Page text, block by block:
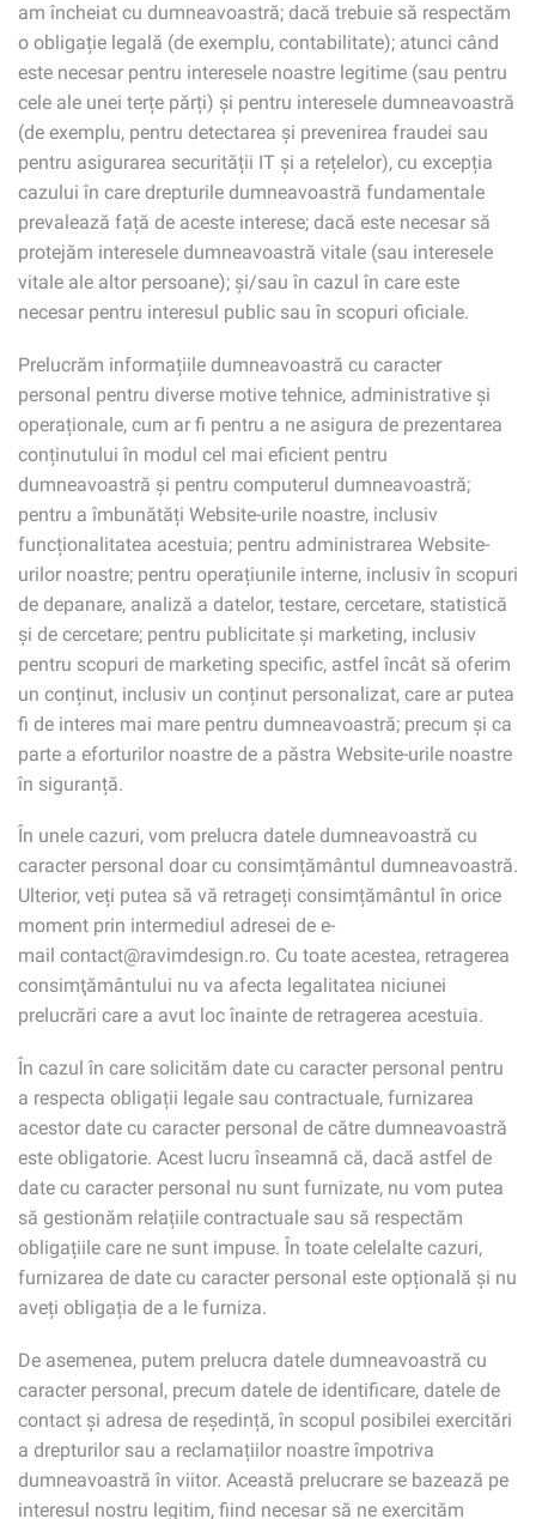
am încheiat cu dumneavoastră; dacă trebuie să respectăm
o obligație legală (de exemplu, contabilitate); atunci când
este necesar pentru interesele noastre legitime (sau pentru
cele ale unei terțe părți) și pentru interesele dumneavoastră
(de exemplu, pentru detectarea și prevenirea fraudei sau
pentru asigurarea securității IT și a rețelelor), cu excepția
cazului în care drepturile dumneavoastră fundamentale
prevalează față de aceste interese; dacă este necesar să
protejăm interesele dumneavoastră vitale (sau interesele
vitale ale altor persoane); și/sau în cazul în care este
necesar pentru interesul public sau în scopuri oficiale.
Prelucrăm informațiile dumneavoastră cu caracter
personal pentru diverse motive tehnice, administrative și
operaționale, cum ar fi pentru a ne asigura de prezentarea
conținutului în modul cel mai eficient pentru
dumneavoastră și pentru computerul dumneavoastră;
pentru a îmbunătăți Website-urile noastre, inclusiv
funcționalitatea acestuia; pentru administrarea Website-
urilor noastre; pentru operațiunile interne, inclusiv în scopuri
de depanare, analiză a datelor, testare, cercetare, statistică
și de cercetare; pentru publicitate și marketing, inclusiv
pentru scopuri de marketing specific, astfel încât să oferim
un conținut, inclusiv un conținut personalizat, care ar putea
fi de interes mai mare pentru dumneavoastră; precum și ca
parte a eforturilor noastre de a păstra Website-urile noastre
în siguranță.
În unele cazuri, vom prelucra datele dumneavoastră cu
caracter personal doar cu consimțământul dumneavoastră.
Ulterior, veți putea să vă retrageți consimțământul în orice
moment prin intermediul adresei de e-
mail contact@ravimdesign.ro. Cu toate acestea, retragerea
consimţământului nu va afecta legalitatea niciunei
prelucrări care a avut loc înainte de retragerea acestuia.
În cazul în care solicităm date cu caracter personal pentru
a respecta obligații legale sau contractuale, furnizarea
acestor date cu caracter personal de către dumneavoastră
este obligatorie. Acest lucru înseamnă că, dacă astfel de
date cu caracter personal nu sunt furnizate, nu vom putea
să gestionăm relațiile contractuale sau să respectăm
obligațiile care ne sunt impuse. În toate celelalte cazuri,
furnizarea de date cu caracter personal este opțională și nu
aveți obligația de a le furniza.
De asemenea, putem prelucra datele dumneavoastră cu
caracter personal, precum datele de identificare, datele de
contact și adresa de reședință, în scopul posibilei exercitări
a drepturilor sau a reclamațiilor noastre împotriva
dumneavoastră în viitor. Această prelucrare se bazează pe
interesul nostru legitim, fiind necesar să ne exercităm